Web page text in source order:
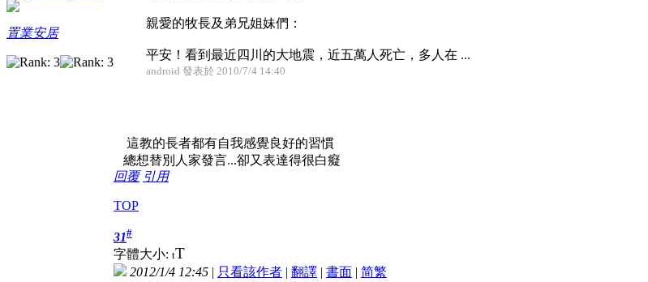
置業安居
親愛的牧長及弟兄姐妹們：
平安！看到最近四川的大地震，近五萬人死亡，多人在 ...
android 發表於 2010/7/4 14:40
這教的長者都有自我感覺良好的習慣
總想替別人家發言...卻又表達得很白癡
回覆 引用
TOP
31#
字體大小: tT
2012/1/4 12:45 | 只看該作者 | 翻譯 | 書面 | 简繁